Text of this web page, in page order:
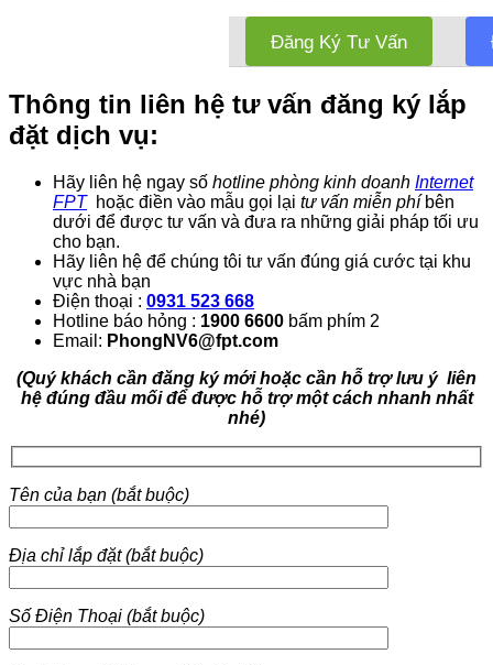
Đăng Ký Tư Vấn
Thông tin liên hệ tư vấn đăng ký lắp
đặt dịch vụ:
Hãy liên hệ ngay số hotline phòng kinh doanh Internet
FPT hoặc điền vào mẫu gọi lại tư vấn miễn phíbên
dưới để được tư vấn và đưa ra những giải pháp tối ưu
cho bạn.
Hãy liên hệ để chúng tôi tư vấn đúng giá cước tại khu
vực nhà bạn
Điện thoại : 0931 523 668
Hotline báo hỏng : 1900 6600 bấm phím 2
Email: PhongNV6@fpt.com
(Quý khách cần đăng ký mới hoặc cần hỗ trợ lưu ý liên
hệ đúng đầu mối để được hỗ trợ một cách nhanh nhất
nhé)
Tên của bạn (bắt buộc)
Địa chỉ lắp đặt (bắt buộc)
Số Điện Thoại (bắt buộc)